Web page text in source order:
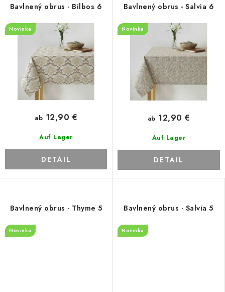
Bavlnený obrus - Bilbos 6
Novinka
Auf Lager
ab 12,90 €
DETAIL
Bavlnený obrus - Salvia 6
Novinka
Auf Lager
ab 12,90 €
DETAIL
Bavlnený obrus - Thyme 5
Novinka
Bavlnený obrus - Salvia 5
Novinka